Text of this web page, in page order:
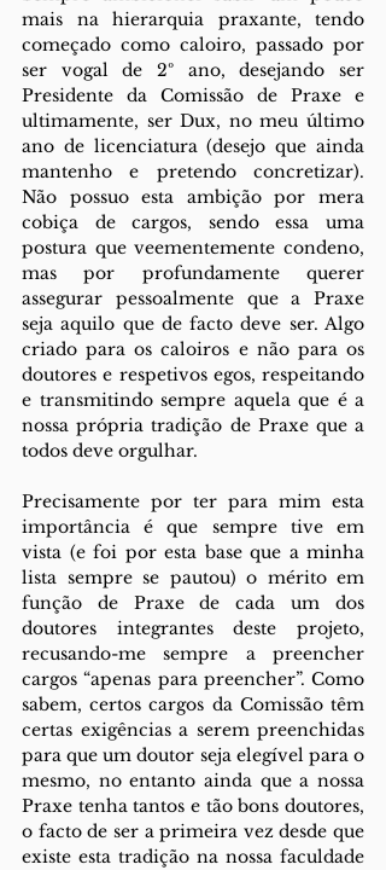
mais na hierarquia praxante, tendo
começado como caloiro, passado por
ser vogal de 2º ano, desejando ser
Presidente da Comissão de Praxe e
ultimamente, ser Dux, no meu último
ano de licenciatura (desejo que ainda
mantenho e pretendo concretizar).
Não possuo esta ambição por mera
cobiça de cargos, sendo essa uma
postura que veementemente condeno,
mas por profundamente querer
assegurar pessoalmente que a Praxe
seja aquilo que de facto deve ser. Algo
criado para os caloiros e não para os
doutores e respetivos egos, respeitando
e transmitindo sempre aquela que é a
nossa própria tradição de Praxe que a
todos deve orgulhar.
Precisamente por ter para mim esta
importância é que sempre tive em
vista (e foi por esta base que a minha
lista sempre se pautou) o mérito em
função de Praxe de cada um dos
doutores integrantes deste projeto,
recusando-me sempre a preencher
cargos “apenas para preencher”. Como
sabem, certos cargos da Comissão têm
certas exigências a serem preenchidas
para que um doutor seja elegível para o
mesmo, no entanto ainda que a nossa
Praxe tenha tantos e tão bons doutores,
o facto de ser a primeira vez desde que
existe esta tradição na nossa faculdade